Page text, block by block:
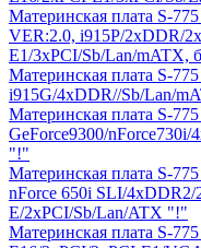
Материнская плата S-
VER:2.0, i915P/2xDDR/
E1/3xPCI/Sb/Lan/mATX,
Материнская плата S-
i915G/4xDDR//Sb/Lan/
Материнская плата S-
GeForce9300/
"!"
Материнская плата S-
nForce 650i SLI/
E/2xPCI/Sb/Lan/ATX "!"
Материнская плата S-